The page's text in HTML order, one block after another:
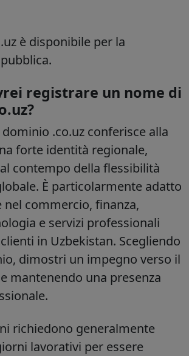
è disponibile per la
registrare un nome di
.co.uz conferisce alla
forte identità regionale,
contempo della flessibilità
È particolarmente adatto
nel commercio, finanza,
e servizi professionali
in Uzbekistan. Scegliendo
dimostri un impegno verso il
mantenendo una presenza
richiedono generalmente
lavorativi per essere